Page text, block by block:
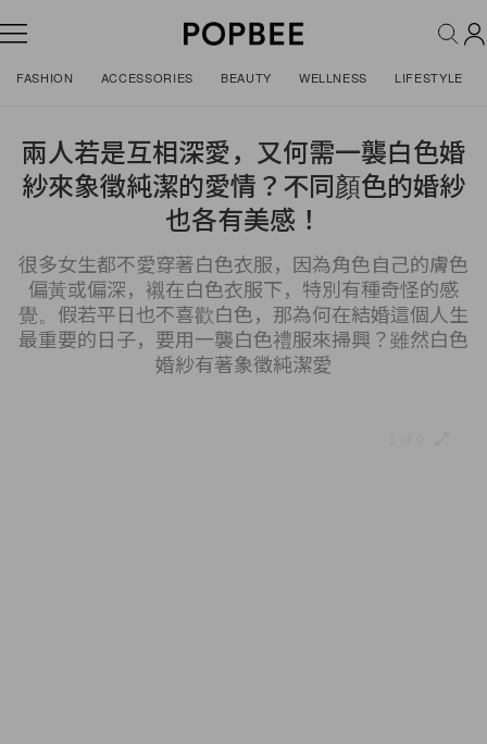
FASHION ACCESSORIES BEAUTY WELLNESS LIFESTYLE
兩人若是互相深愛，又何需一襲白色婚
紗來象徵純潔的愛情？不同顏色的婚紗
也各有美感！
很多女生都不愛穿著白色衣服，因為角色自己的膚色
偏黃或偏深，襯在白色衣服下，特別有種奇怪的感
覺。假若平日也不喜歡白色，那為何在結婚這個人生
最重要的日子，要用一襲白色禮服來掃興？雖然白色
婚紗有著象徵純潔愛